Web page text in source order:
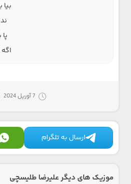
7 آوریل 2024
ارسال به تلگرام
موزیک های دیگر علیرضا طلیسچی